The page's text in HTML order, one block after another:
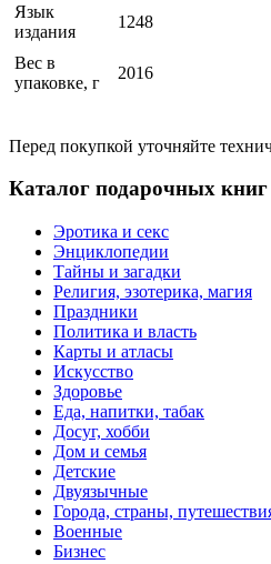
Язык
издания
1248
Вес в
упаковке, г
2016
Перед покупкой уточняйте
Каталог подарочных книг
Эротика и секс
Энциклопедии
Тайны и загадки
Религия, эзотерика, магия
Праздники
Политика и власть
Карты и атласы
Искусство
Здоровье
Еда, напитки, табак
Досуг, хобби
Дом и семья
Детские
Двуязычные
Города, страны,
Военные
Бизнес